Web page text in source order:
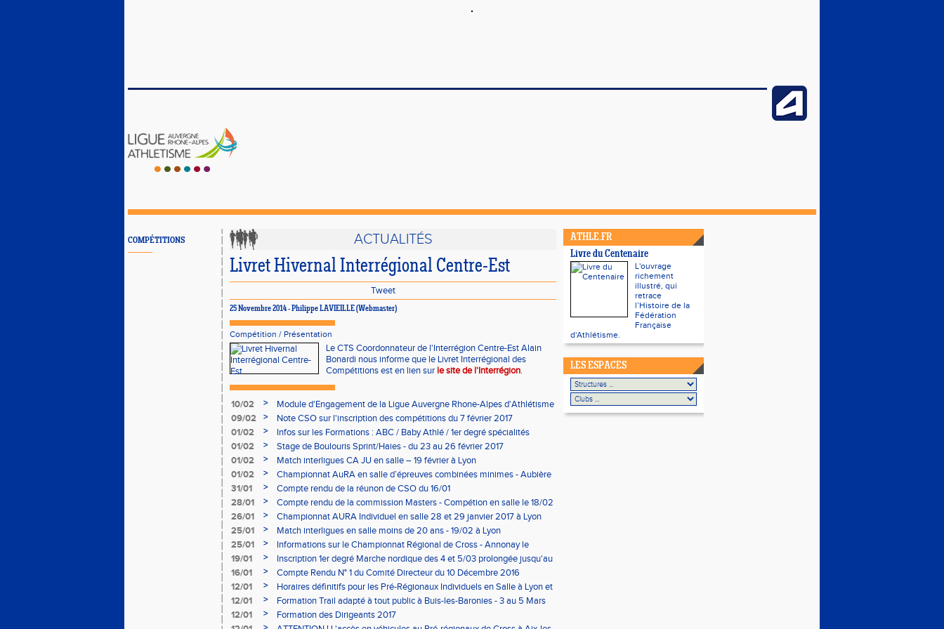
COMPÉTITIONS ACTUALITÉS
Livret Hivernal Interrégional Centre-Est
Tweet
25 Novembre 2014 - Philippe LAVIEILLE (Webmaster)
Compétition / Présentation
Le CTS Coordonnateur de l'Interrégion Centre-Est Alain
Bonardi nous informe que le Livret Interrégional des
Compétitions est en lien sur le site de l'Interrégion.
10/02 >
Module d'Engagement de la Ligue Auvergne Rhone-Alpes d'Athlétisme
09/02
>
Note CSO sur l'inscription des compétitions du 7 février 2017
01/02
>
Infos sur les Formations : ABC / Baby Athlé / 1er degré spécialités
01/02
>
Stage de Boulouris Sprint/Haies - du 23 au 26 février 2017
01/02
>
Match interligues CA JU en salle – 19 février à Lyon
01/02
>
Championnat AuRA en salle d’épreuves combinées minimes - Aubière
- le 12 février
31/01 >
Compte rendu de la réunon de CSO du 16/01
28/01
>
Compte rendu de la commission Masters - Compétion en salle le 18/02
à Bourgoin
26/01 >
Championnat AURA Individuel en salle 28 et 29 janvier 2017 à Lyon
25/01
>
Match interligues en salle moins de 20 ans - 19/02 à Lyon
25/01
>
Informations sur le Championnat Régional de Cross - Annonay le
05/02
19/01 >
Inscription 1er degré Marche nordique des 4 et 5/03 prolongée jusqu'au
03/02 (sous condition)
16/01 >
Compte Rendu N° 1 du Comité Directeur du 10 Décembre 2016
12/01
>
Horaires définitifs pour les Pré-Régionaux Individuels en Salle à Lyon et
Aubière
12/01 >
Formation Trail adapté à tout public à Buis-les-Baronies - 3 au 5 Mars
12/01
>
Formation des Dirigeants 2017
ATHLE.FR
Livre du Centenaire
L'ouvrage
richement
illustré, qui
retrace
l’Histoire de la
Fédération
Française
d'Athlétisme.
LES ESPACES